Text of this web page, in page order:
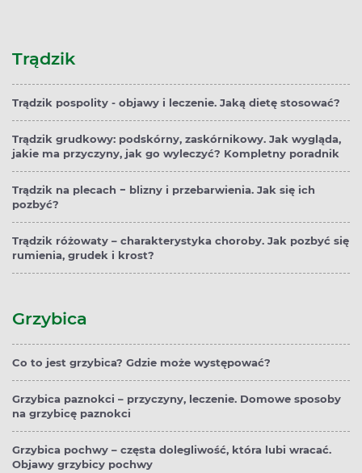
Trądzik
Trądzik pospolity - objawy i leczenie. Jaką dietę stosować?
Trądzik grudkowy: podskórny, zaskórnikowy. Jak wygląda,
jakie ma przyczyny, jak go wyleczyć? Kompletny poradnik
Trądzik na plecach − blizny i przebarwienia. Jak się ich
pozbyć?
Trądzik różowaty – charakterystyka choroby. Jak pozbyć się
rumienia, grudek i krost?
Grzybica
Co to jest grzybica? Gdzie może występować?
Grzybica paznokci – przyczyny, leczenie. Domowe sposoby
na grzybicę paznokci
Grzybica pochwy – częsta dolegliwość, która lubi wracać.
Objawy grzybicy pochwy